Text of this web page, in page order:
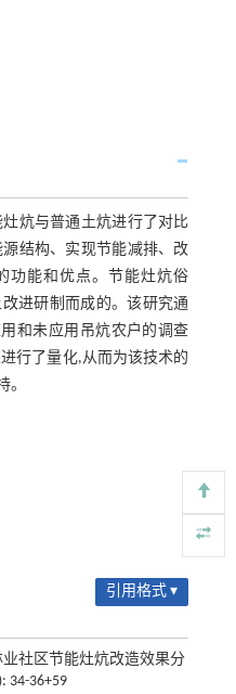
炕与普通土炕进行了对比
结构、实现节能减排、改
功能和优点。节能灶炕俗
进研制而成的。该研究通
和未应用吊炕农户的调查
行了量化,从而为该技术的
。
引用格式 ▾
社区节能灶炕改造效果分
34-36+59